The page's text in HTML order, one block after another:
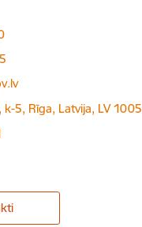
5, Rīga, Latvija, LV 1005